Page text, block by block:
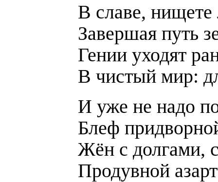
В славе,
Завершая путь
Гении уходят
В чистый мир:
И уже не надо
Блеф
Жён с долгами,
Продувной